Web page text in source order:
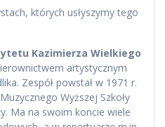
których usłyszymy tego
Kazimierza Wielkiego
artystycznym
Zespół powstał w 1971 r.
Wyższej Szkoły
Ma na swoim koncie wiele